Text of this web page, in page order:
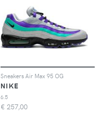
Sneakers Air Max 95 OG
NIKE
6.5
€ 257,00